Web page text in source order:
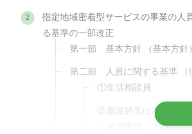
指定地域密着型サービスの事業の人
る基準の一部改正
第一節 基本方針 （基本方針）
第二節 人員に関する基準 （
①生活相談員
②看護師又は准看護師
「看護職員」という。